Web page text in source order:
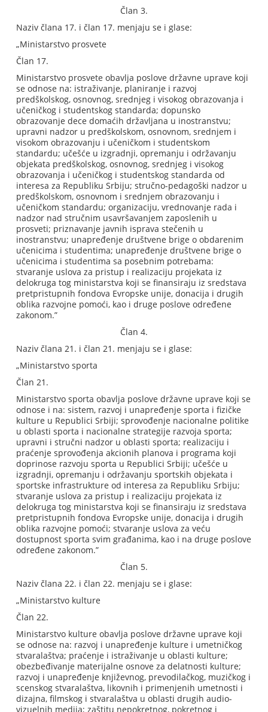
Član 3.
Naziv člana 17. i član 17. menjaju se i glase:
„Ministarstvo prosvete
Član 17.
Ministarstvo prosvete obavlja poslove državne uprave koji
se odnose na: istraživanje, planiranje i razvoj
predškolskog, osnovnog, srednjeg i visokog obrazovanja i
učeničkog i studentskog standarda; dopunsko
obrazovanje dece domaćih državljana u inostranstvu;
upravni nadzor u predškolskom, osnovnom, srednjem i
visokom obrazovanju i učeničkom i studentskom
standardu; učešće u izgradnji, opremanju i održavanju
objekata predškolskog, osnovnog, srednjeg i visokog
obrazovanja i učeničkog i studentskog standarda od
interesa za Republiku Srbiju; stručno-pedagoški nadzor u
predškolskom, osnovnom i srednjem obrazovanju i
učeničkom standardu; organizaciju, vrednovanje rada i
nadzor nad stručnim usavršavanjem zaposlenih u
prosveti; priznavanje javnih isprava stečenih u
inostranstvu; unapređenje društvene brige o obdarenim
učenicima i studentima; unapređenje društvene brige o
učenicima i studentima sa posebnim potrebama:
stvaranje uslova za pristup i realizaciju projekata iz
delokruga tog ministarstva koji se finansiraju iz sredstava
pretpristupnih fondova Evropske unije, donacija i drugih
oblika razvojne pomoći, kao i druge poslove određene
zakonom.”
Član 4.
Naziv člana 21. i član 21. menjaju se i glase:
„Ministarstvo sporta
Član 21.
Ministarstvo sporta obavlja poslove državne uprave koji se
odnose i na: sistem, razvoj i unapređenje sporta i fizičke
kulture u Republici Srbiji; sprovođenje nacionalne politike
u oblasti sporta i nacionalne strategije razvoja sporta;
upravni i stručni nadzor u oblasti sporta; realizaciju i
praćenje sprovođenja akcionih planova i programa koji
doprinose razvoju sporta u Republici Srbiji; učešće u
izgradnji, opremanju i održavanju sportskih objekata i
sportske infrastrukture od interesa za Republiku Srbiju;
stvaranje uslova za pristup i realizaciju projekata iz
delokruga tog ministarstva koji se finansiraju iz sredstava
pretpristupnih fondova Evropske unije, donacija i drugih
oblika razvojne pomoći; stvaranje uslova za veću
dostupnost sporta svim građanima, kao i na druge poslove
određene zakonom.”
Član 5.
Naziv člana 22. i član 22. menjaju se i glase:
„Ministarstvo kulture
Član 22.
Ministarstvo kulture obavlja poslove državne uprave koji
se odnose na: razvoj i unapređenje kulture i umetničkog
stvaralaštva; praćenje i istraživanje u oblasti kulture;
obezbeđivanje materijalne osnove za delatnosti kulture;
razvoj i unapređenje književnog, prevodilačkog, muzičkog i
scenskog stvaralaštva, likovnih i primenjenih umetnosti i
dizajna, filmskog i stvaralaštva u oblasti drugih audio-
vizuelnih medija; zaštitu nepokretnog, pokretnog i